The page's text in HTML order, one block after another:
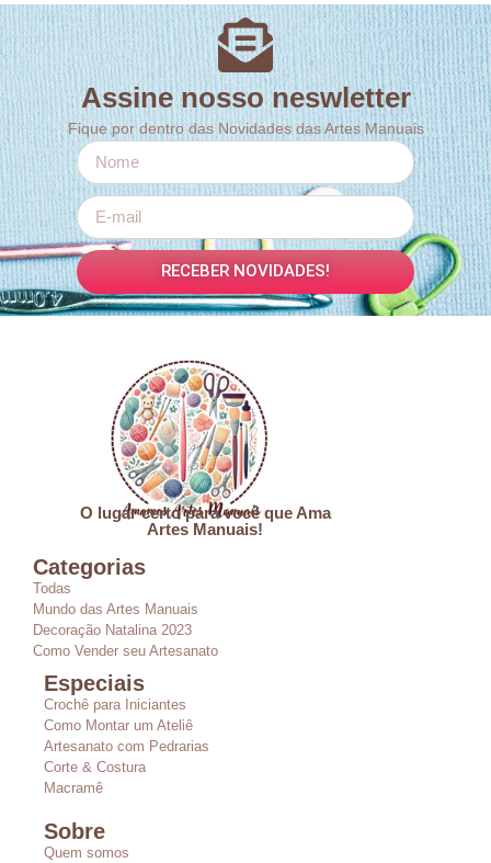
Assine nosso neswletter
Fique por dentro das Novidades das Artes Manuais
RECEBER NOVIDADES!
O lugar certo para você que Ama
Artes Manuais!
Categorias
Todas
Mundo das Artes Manuais
Decoração Natalina 2023
Como Vender seu Artesanato
Especiais
Crochê para Iniciantes
Como Montar um Ateliê
Artesanato com Pedrarias
Corte & Costura
Macramê
Sobre
Quem somos